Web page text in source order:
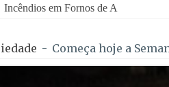
Incêndios em Fornos de Algodres
- Começa hoje a